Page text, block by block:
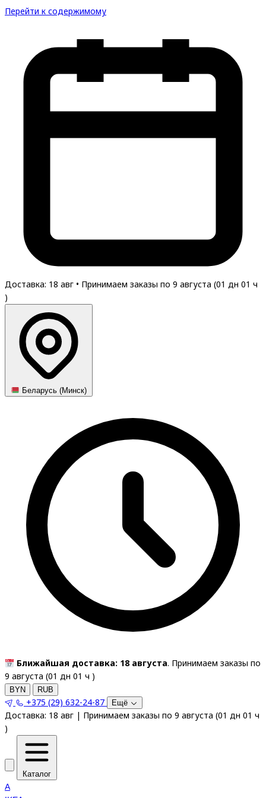
Перейти к содержимому
Доставка: 18 авг • Принимаем заказы по 9 августа (01 дн 01 ч
)
Беларусь (Минск)
Ближайшая доставка: 18 августа. Принимаем заказы по
9 августа (01 дн 01 ч )
BYN RUB
+375 (29) 632-24-87 Ещё
Доставка: 18 авг | Принимаем заказы по 9 августа (01 дн 01 ч
)
Каталог
A